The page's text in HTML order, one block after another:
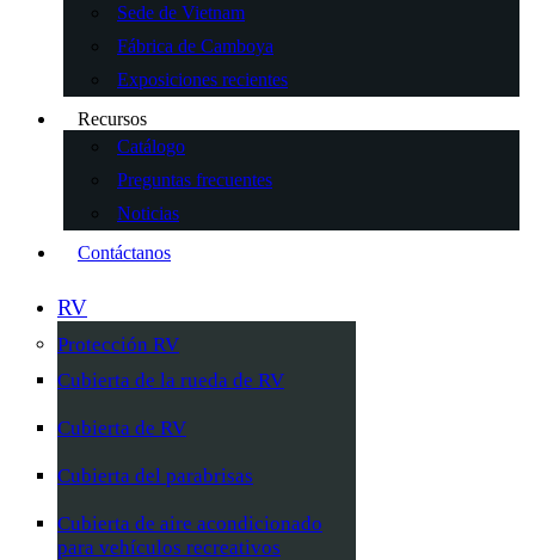
Sede de Vietnam
Fábrica de Camboya
Exposiciones recientes
Recursos
Catálogo
Preguntas frecuentes
Noticias
Contáctanos
RV
Protección RV
Cubierta de la rueda de RV
Cubierta de RV
Cubierta del parabrisas
Cubierta de aire acondicionado
para vehículos recreativos